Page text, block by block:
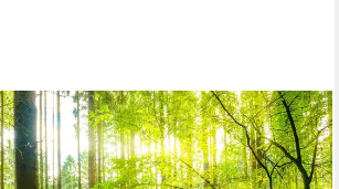
FRÜHLING SONNENLICHT